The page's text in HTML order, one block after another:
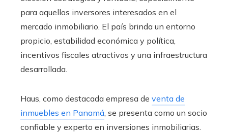
para aquellos inversores interesados en el
mercado inmobiliario. El país brinda un entorno
propicio, estabilidad económica y política,
incentivos fiscales atractivos y una infraestructura
desarrollada.
Haus, como destacada empresa de venta de
inmuebles en Panamá , se presenta como un socio
confiable y experto en inversiones inmobiliarias.